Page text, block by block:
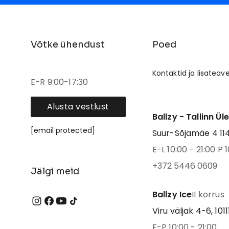
Võtke ühendust
E-R 9:00-17:30
Alusta vestlust
[email protected]
Jälgi meid
Poed
Kontaktid ja
Ballzy - Tallinn
Suur-Sõjamäe 4
E-L 10:00 - 21:00 P
+372 5446 0609
Ballzy IceII korrus
Viru väljak 4-6,